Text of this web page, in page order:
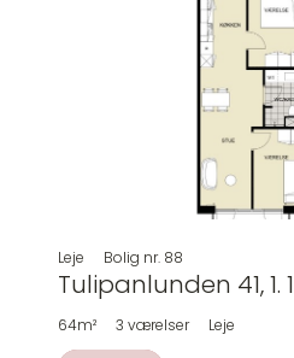
Leje Bolig nr. 88
Tulipanlunden 41, 1. 1
64m² 3 værelser Leje